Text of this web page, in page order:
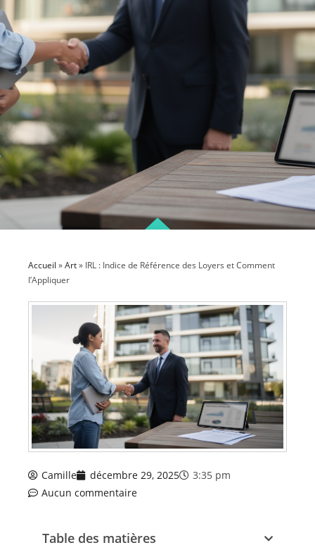
Accueil »Art» IRL : Indice de Référence des Loyers et Comment
l’Appliquer
Camille décembre 29, 2025
3:35 pm
Aucun commentaire
Table des matières